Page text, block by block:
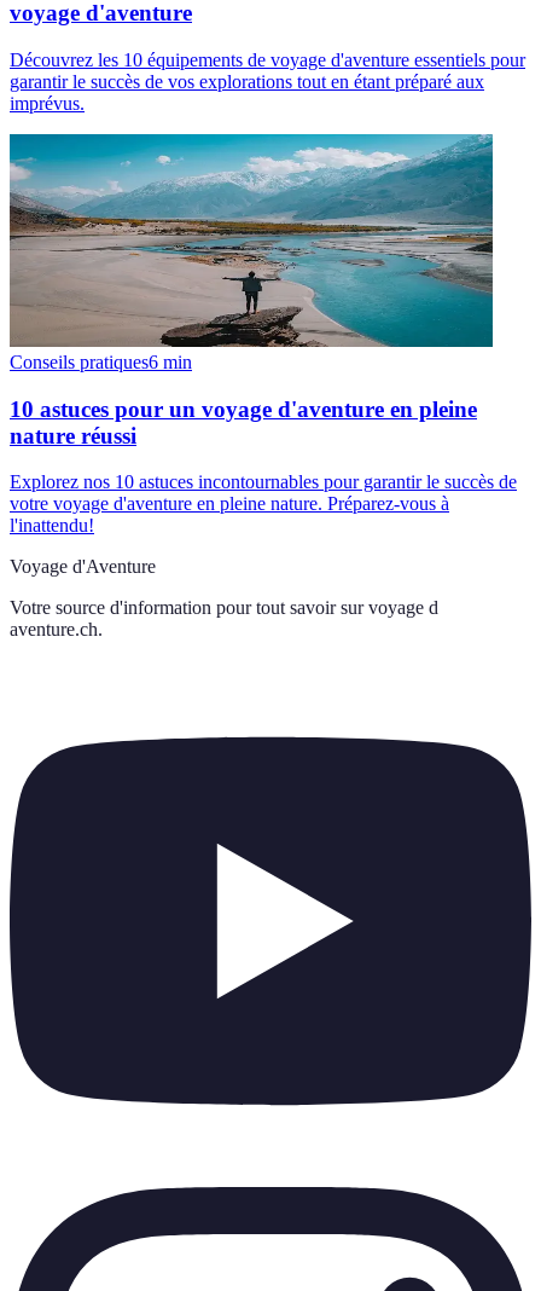
voyage d'aventure
Découvrez les 10 équipements de voyage d'aventure essentiels pour
garantir le succès de vos explorations tout en étant préparé aux
imprévus.
Conseils pratiques6 min
10 astuces pour un voyage d'aventure en pleine
nature réussi
Explorez nos 10 astuces incontournables pour garantir le succès de
votre voyage d'aventure en pleine nature. Préparez-vous à
l'inattendu!
Voyage d'Aventure
Votre source d'information pour tout savoir sur voyage d
aventure.ch.